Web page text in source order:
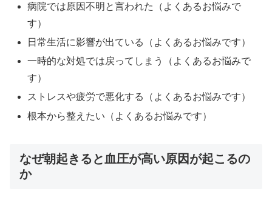
病院では原因不明と言われた（よくあるお悩みで
す）
日常生活に影響が出ている（よくあるお悩みです）
一時的な対処では戻ってしまう（よくあるお悩みで
す）
ストレスや疲労で悪化する（よくあるお悩みです）
根本から整えたい（よくあるお悩みです）
なぜ朝起きると血圧が高い原因が起こるの
か